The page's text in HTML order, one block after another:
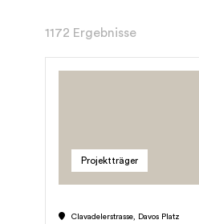
1172 Ergebnisse
Projektträger
Clavadelerstrasse, Davos Platz